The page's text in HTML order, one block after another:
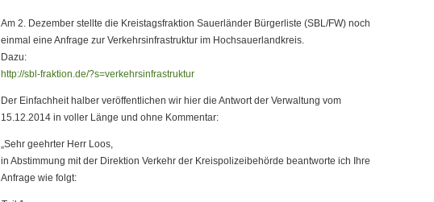
Am 2. Dezember stellte die Kreistagsfraktion Sauerländer Bürgerliste (SBL/FW) noch
einmal eine Anfrage zur Verkehrsinfrastruktur im Hochsauerlandkreis.
Dazu:
http://sbl-fraktion.de/?s=verkehrsinfrastruktur
Der Einfachheit halber veröffentlichen wir hier die Antwort der Verwaltung vom
15.12.2014 in voller Länge und ohne Kommentar:
„Sehr geehrter Herr Loos,
in Abstimmung mit der Direktion Verkehr der Kreispolizeibehörde beantworte ich Ihre
Anfrage wie folgt: